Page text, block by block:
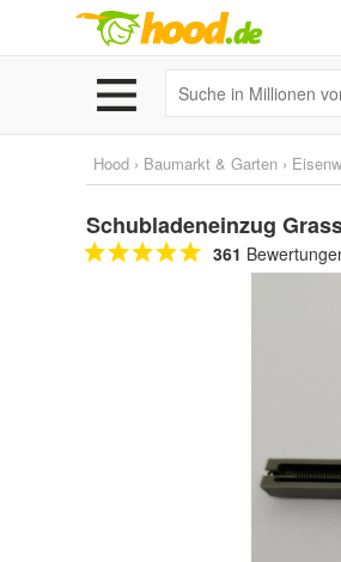
Hood › Baumarkt & Garten ›
Schubladeneinzug
361